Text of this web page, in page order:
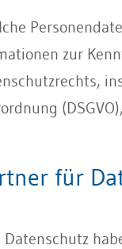
zur
für
Datenschutz